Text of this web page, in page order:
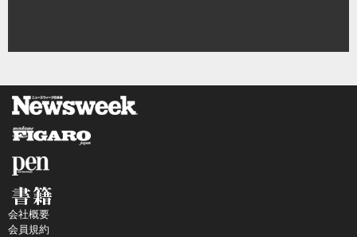
会社概要
会員規約